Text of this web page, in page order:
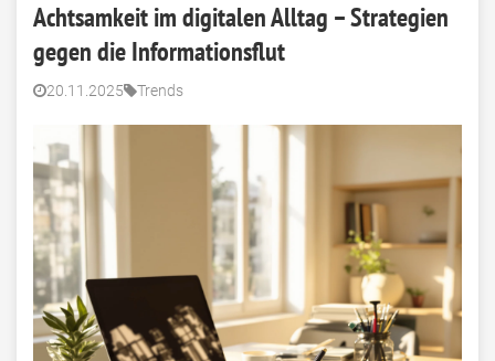
Achtsamkeit im digitalen Alltag – Strategien
gegen die Informationsflut
20.11.2025 Trends